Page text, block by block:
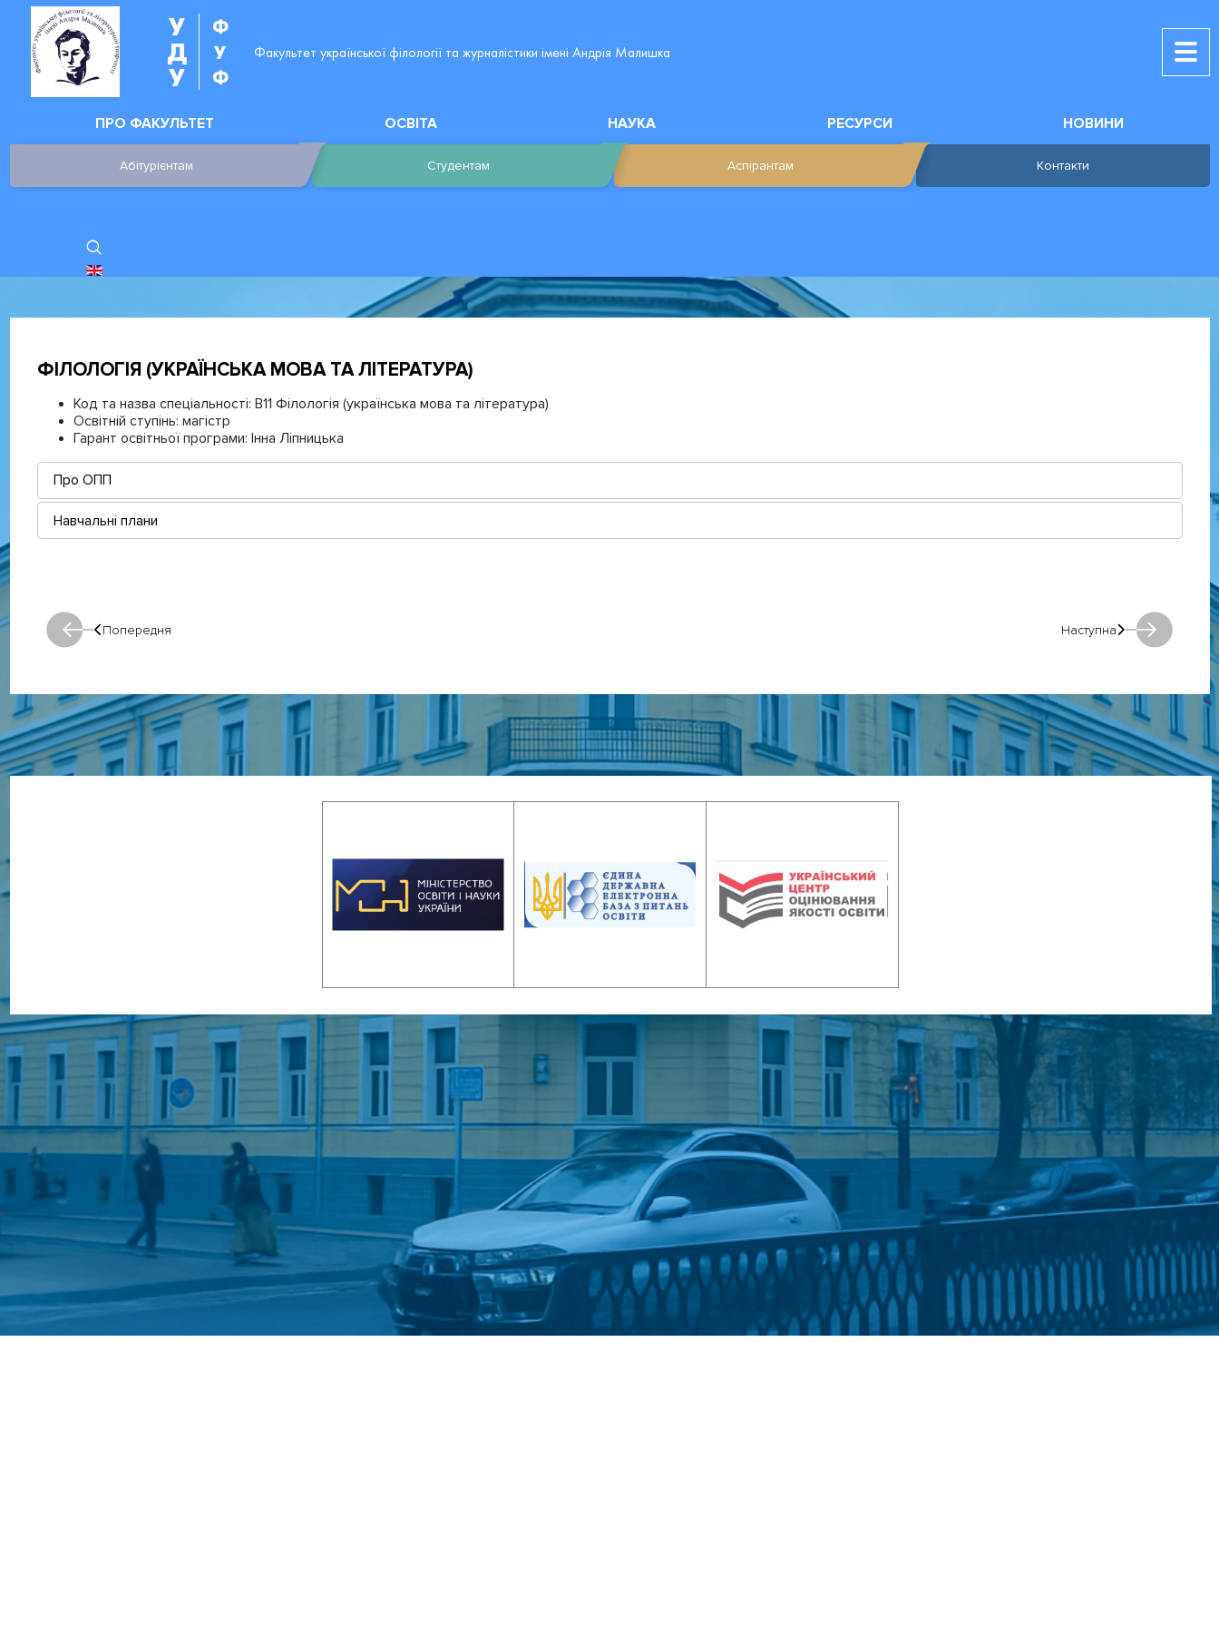
У
Д
У
Ф
У
Ф
Факультет української філології та журналістики імені Андрія Малишка
ПРО ФАКУЛЬТЕТ ОСВІТА НАУКА РЕСУРСИ НОВИНИ
Абітурієнтам Студентам Аспірантам Контакти
ОБЕРІТЬ СВОЮ МОВУ
ФІЛОЛОГІЯ (УКРАЇНСЬКА МОВА ТА ЛІТЕРАТУРА)
Код та назва спеціальності: В11 Філологія (українська мова та література)
Освітній ступінь: магістр
Гарант освітньої програми: Інна Ліпницька
Про ОПП
Навчальні плани
Попередня
Попередня: Попередня Наступна
Наступна: Наступна